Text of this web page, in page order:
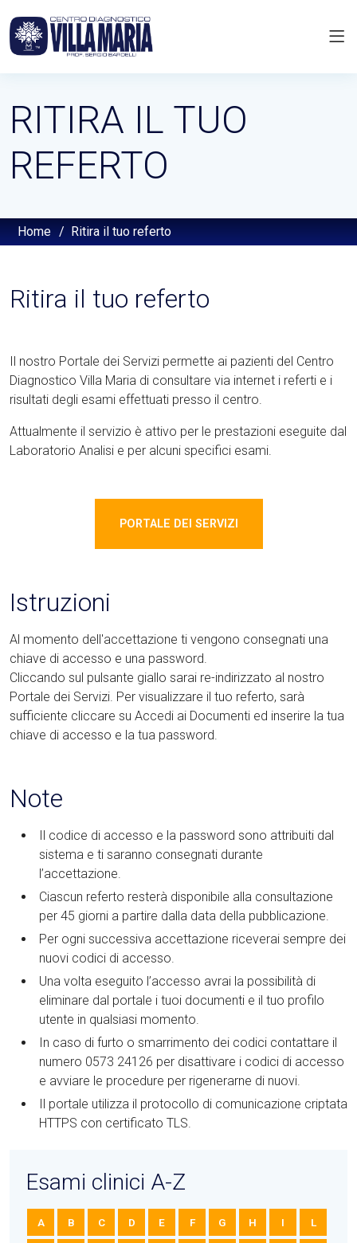
RITIRA IL TUO
REFERTO
Home / Ritira il tuo referto
Ritira il tuo referto
Il nostro Portale dei Servizi permette ai pazienti del Centro
Diagnostico Villa Maria di consultare via internet i referti e i
risultati degli esami effettuati presso il centro.
Attualmente il servizio è attivo per le prestazioni eseguite dal
Laboratorio Analisi e per alcuni specifici esami.
PORTALE DEI SERVIZI
Istruzioni
Al momento dell'accettazione ti vengono consegnati una
chiave di accesso e una password.
Cliccando sul pulsante giallo sarai re-indirizzato al nostro
Portale dei Servizi. Per visualizzare il tuo referto, sarà
sufficiente cliccare su Accedi ai Documenti ed inserire la tua
chiave di accesso e la tua password.
Note
Il codice di accesso e la password sono attribuiti dal
sistema e ti saranno consegnati durante
l’accettazione.
Ciascun referto resterà disponibile alla consultazione
per 45 giorni a partire dalla data della pubblicazione.
Per ogni successiva accettazione riceverai sempre dei
nuovi codici di accesso.
Una volta eseguito l’accesso avrai la possibilità di
eliminare dal portale i tuoi documenti e il tuo profilo
utente in qualsiasi momento.
In caso di furto o smarrimento dei codici contattare il
numero 0573 24126 per disattivare i codici di accesso
e avviare le procedure per rigenerarne di nuovi.
Il portale utilizza il protocollo di comunicazione criptata
HTTPS con certificato TLS.
Esami clinici A-Z
A B C D E F G H I L